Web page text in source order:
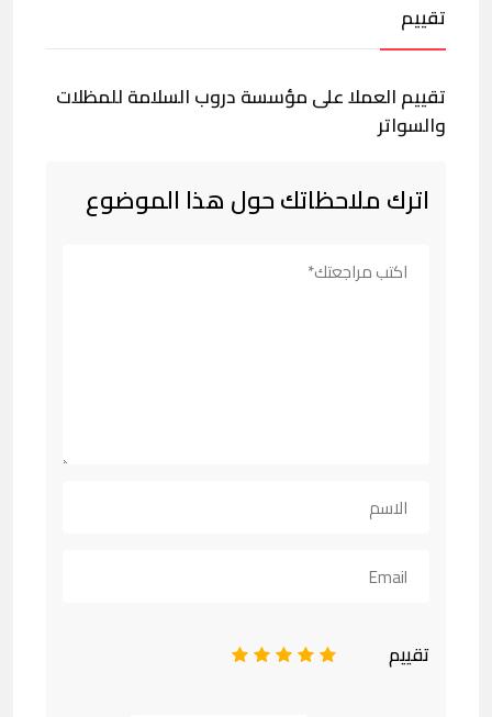
تقييم
تقييم العملا على مؤسسة دروب السلامة للمظلات
والسواتر
اترك ملاحظاتك حول هذا الموضوع
تقييم 5
4
3
2